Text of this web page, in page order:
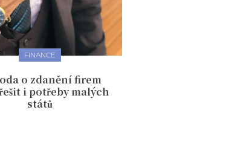
FINANCE
o zdanění firem
i potřeby malých
států